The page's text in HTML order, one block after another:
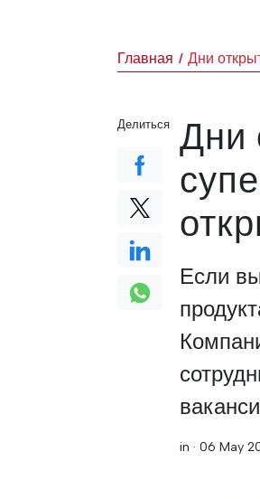
Главная Дни
Дни
Если
in ·06 May
Делиться